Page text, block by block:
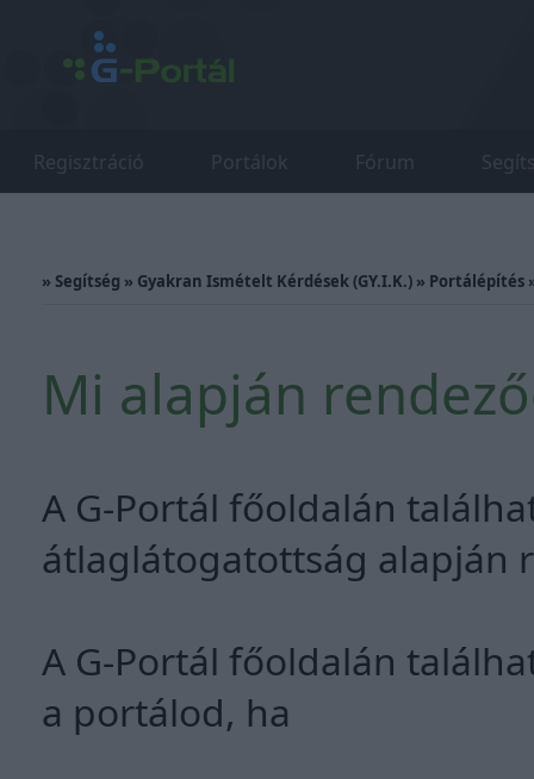
Regisztráció Portálok Fórum
» Segítség » Gyakran Ismételt Kérdések (GY.I.K.) » Portálépítés
Mi alapján
A G-Portál főoldalán
átlaglátogatottság alapján
A G-Portál főoldalán
a portálod, ha